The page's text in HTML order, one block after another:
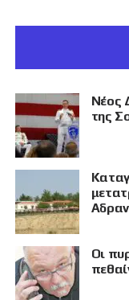
Νέος
της
Οι